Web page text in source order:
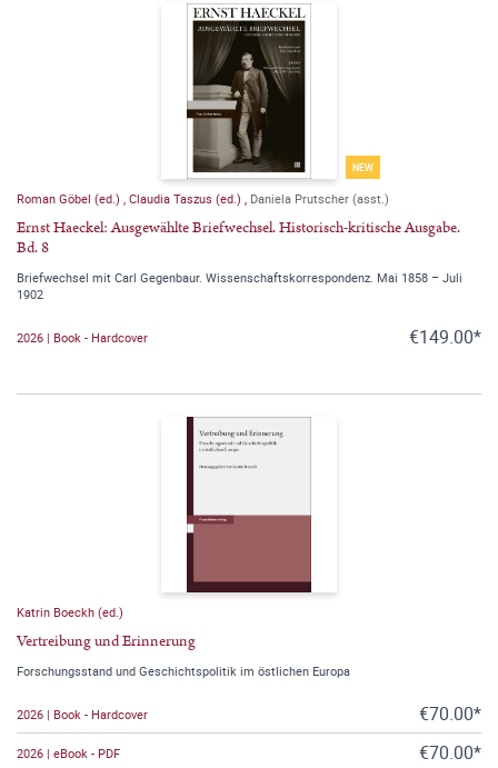
NEW
Roman Göbel (ed.) , Claudia Taszus (ed.) , Daniela Prutscher (asst.)
Ernst Haeckel: Ausgewählte Briefwechsel. Historisch-kritische Ausgabe.
Bd. 8
Briefwechsel mit Carl Gegenbaur. Wissenschaftskorrespondenz. Mai 1858 – Juli
1902
2026 | Book - Hardcover €149.00*
Katrin Boeckh (ed.)
Vertreibung und Erinnerung
Forschungsstand und Geschichtspolitik im östlichen Europa
2026 | Book - Hardcover €70.00*
2026 | eBook - PDF €70.00*